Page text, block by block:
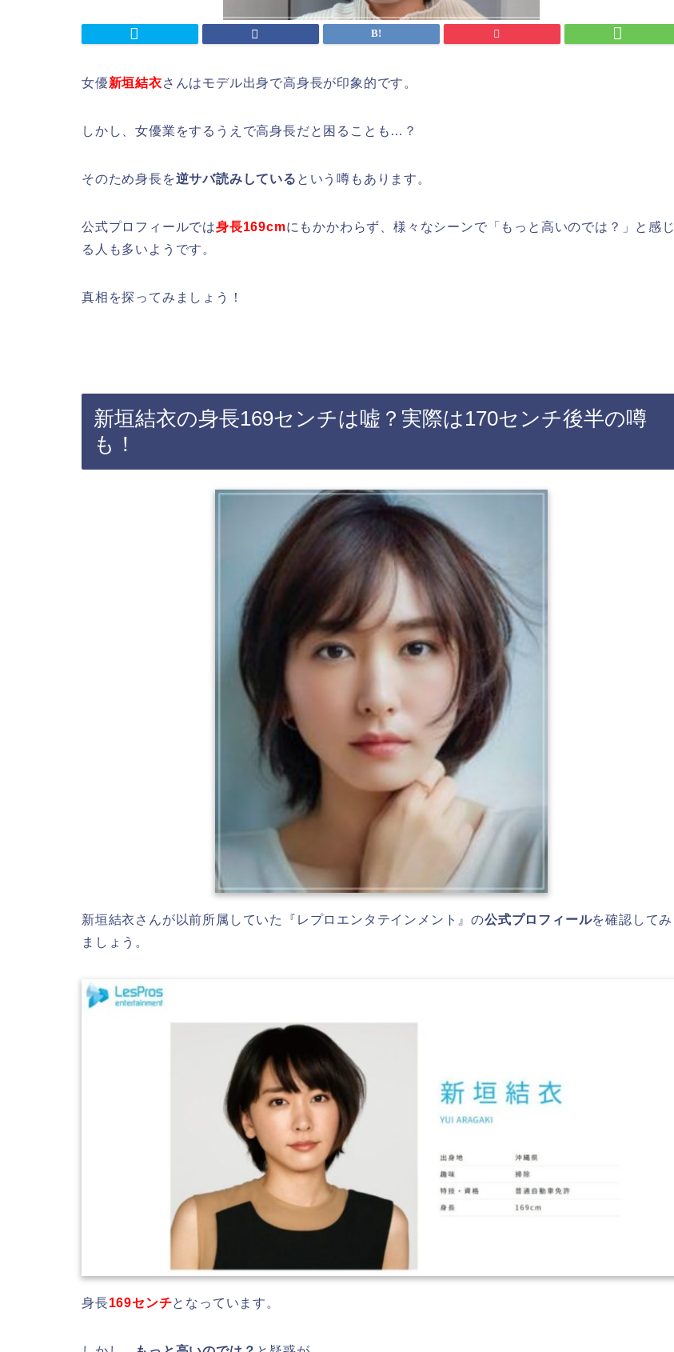
女優新垣結衣さんはモデル出身で高身長が印象的です。
しかし、女優業をするうえで高身長だと困ることも…？
そのため身長を逆サバ読みしている という噂もあります。
公式プロフィールでは身長169cmにもかかわらず、様々なシーンで「もっと高いのでは？」と感じ
る人も多いようです。
真相を探ってみましょう！
新垣結衣の身長169センチは嘘？実際は170センチ後半の噂
も！
新垣結衣さんが以前所属していた『レプロエンタテインメント』の公式プロフィールを確認してみ
ましょう。
身長169センチとなっています。